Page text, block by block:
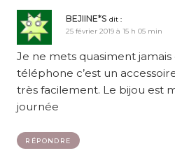
BEJIINE*S dit :
25 février 2019 à 15 h 05 min
Je ne mets quasiment
téléphone c’est un
très facilement. Le bijou est
journée
RÉPONDRE